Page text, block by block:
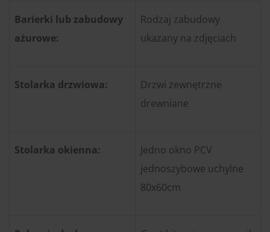
Barierki lub zabudowy
ażurowe:
Rodzaj zabudowy
ukazany na zdjęciach
Stolarka drzwiowa:
Drzwi zewnętrzne
drewniane
Stolarka okienna:
Jedno okno PCV
jednoszybowe uchylne
80x60cm